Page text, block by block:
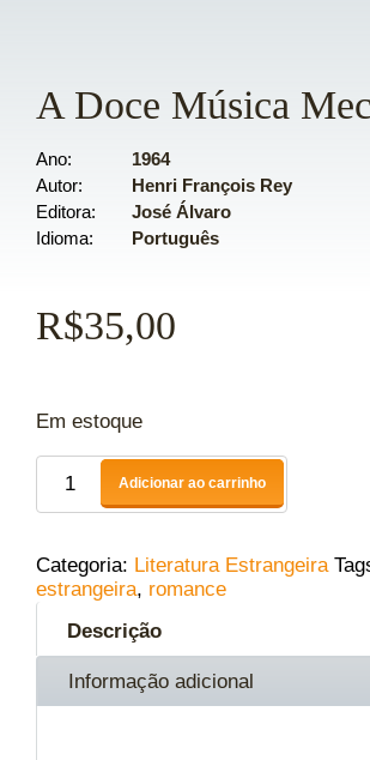
A Doce Música
Ano
1964
Autor
Henri François Rey
Editora
José Álvaro
Idioma
Português
R$35,00
Em estoque
Adicionar ao carrinho
Categoria: Literatura Estrangeira
estrangeira, romance
Descrição
Informação adicional